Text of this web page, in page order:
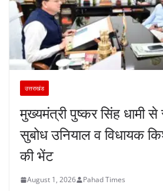
उत्तराखंड
मुख्यमंत्री पुष्कर सिंह धामी से
सुबोध उनियाल व विधायक
की भेंट
August 1, 2026 Pahad Times